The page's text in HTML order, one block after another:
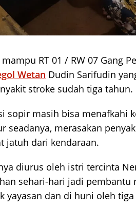
RT 01 / RW 07 Gang
Wetan Dudin Sarifudin
stroke sudah tiga tahun.
sopir masih bisa menafkahi
seadanya, merasakan
jatuh dari kendaraan.
diurus oleh istri tercinta
sehari-hari jadi pembantu
yayasan dan di huni oleh tiga